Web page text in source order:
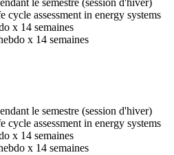
le semestre (session d'hiver)
cycle assessment in energy systems
x 14 semaines
x 14 semaines
le semestre (session d'hiver)
cycle assessment in energy systems
x 14 semaines
x 14 semaines